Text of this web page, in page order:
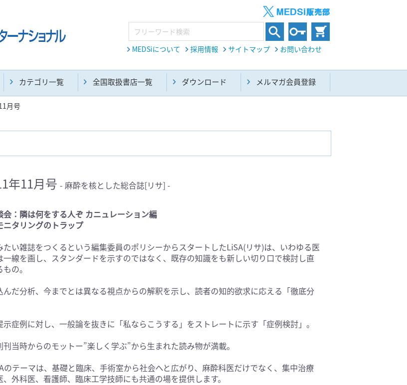
MEDSiについて 採用情報 サイトマップ お問い合わせ
カテゴリ一覧 全国取扱書店一覧 ダウンロード メルマガ会員登録
月号
看護学(21)
医療技術(16)
薬学(7)
保健・体育(1)
年11月号 - 麻酔を核とした総合誌[リサ] -
会：隣は何をする人ぞ カニュレーション編
ニタリングのトラップ
たい雑誌をつくるという編集委員のポリシーからスタートしたLiSA(リサ)は、いわゆる医
一線を画し、スタンダードを示すのではなく、既存の知識をも新しい切り口で検討し直
の。
んだ分析、今までとは異なる視点からの解釈を示し、読者の知的欲求に応える「徹底分
示症例に対し、一般論を抜きに「私ならこうする」をストレートに示す「症例検討」。
刊当時からのモットー”楽しく学ぶ”から生まれた読み物が満載。
のテーマは、基礎と臨床、手術室から社会へと広がり、麻酔科医だけでなく、集中治療
、外科医、看護師、臨床工学技師にも共通の場を提供します。